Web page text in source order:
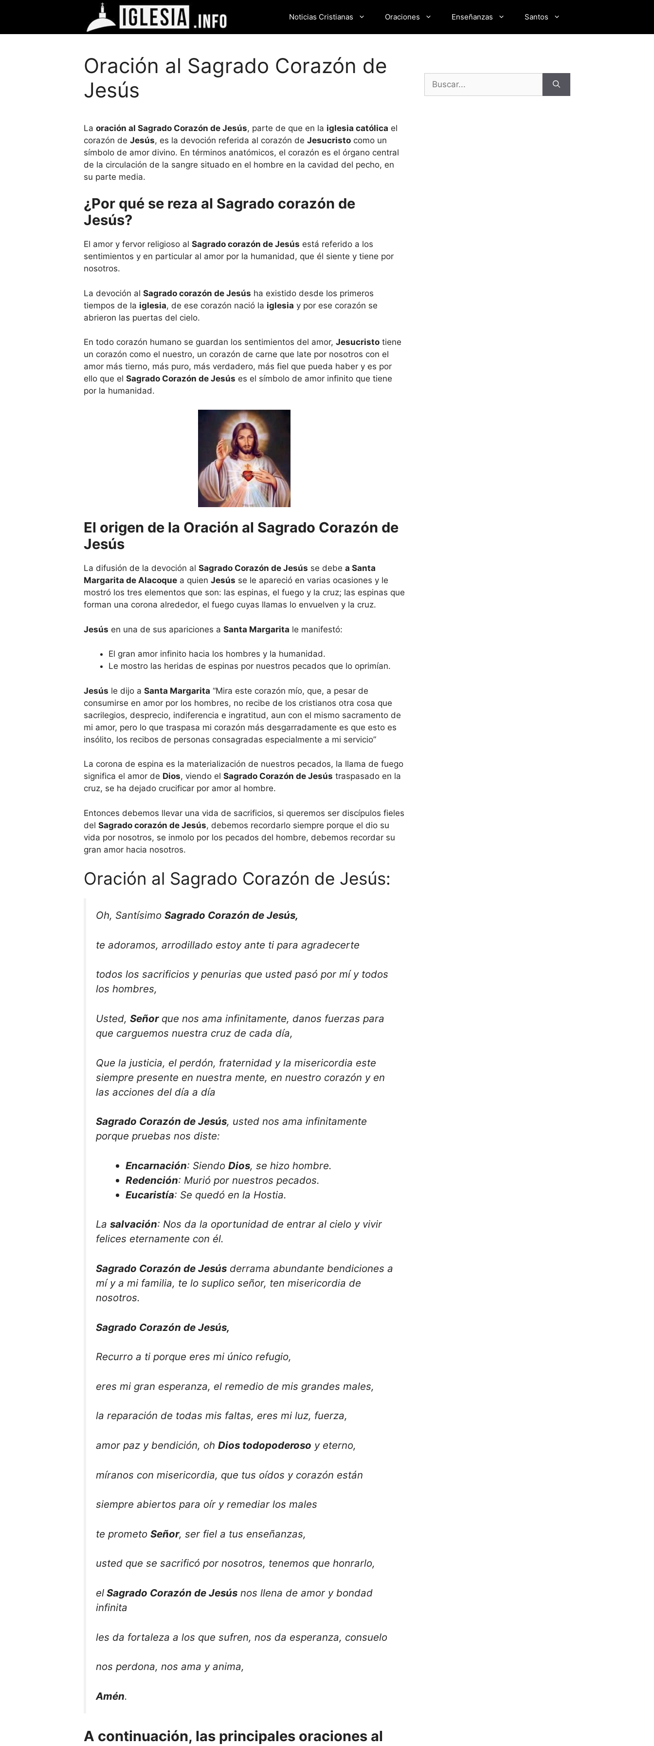
Noticias Cristianas Oraciones Enseñanzas Santos
Oración al Sagrado Corazón de
Jesús
La oración al Sagrado Corazón de Jesús, parte de que en la iglesia católica el
corazón de Jesús, es la devoción referida al corazón de Jesucristo como un
símbolo de amor divino. En términos anatómicos, el corazón es el órgano central
de la circulación de la sangre situado en el hombre en la cavidad del pecho, en
su parte media.
¿Por qué se reza al Sagrado corazón de
Jesús?
El amor y fervor religioso al Sagrado corazón de Jesús está referido a los
sentimientos y en particular al amor por la humanidad, que él siente y tiene por
nosotros.
La devoción al Sagrado corazón de Jesús ha existido desde los primeros
tiempos de la iglesia, de ese corazón nació la iglesia y por ese corazón se
abrieron las puertas del cielo.
En todo corazón humano se guardan los sentimientos del amor, Jesucristo tiene
un corazón como el nuestro, un corazón de carne que late por nosotros con el
amor más tierno, más puro, más verdadero, más fiel que pueda haber y es por
ello que el Sagrado Corazón de Jesús es el símbolo de amor infinito que tiene
por la humanidad.
El origen de la Oración al Sagrado Corazón de
Jesús
La difusión de la devoción al Sagrado Corazón de Jesús se debe a Santa
Margarita de Alacoque a quien Jesús se le apareció en varias ocasiones y le
mostró los tres elementos que son: las espinas, el fuego y la cruz; las espinas que
forman una corona alrededor, el fuego cuyas llamas lo envuelven y la cruz.
Jesús en una de sus apariciones a Santa Margarita le manifestó:
El gran amor infinito hacia los hombres y la humanidad.
Le mostro las heridas de espinas por nuestros pecados que lo oprimían.
Jesús le dijo a Santa Margarita “Mira este corazón mío, que, a pesar de
consumirse en amor por los hombres, no recibe de los cristianos otra cosa que
sacrilegios, desprecio, indiferencia e ingratitud, aun con el mismo sacramento de
mi amor, pero lo que traspasa mi corazón más desgarradamente es que esto es
insólito, los recibos de personas consagradas especialmente a mi servicio”
La corona de espina es la materialización de nuestros pecados, la llama de fuego
significa el amor de Dios, viendo el Sagrado Corazón de Jesús traspasado en la
cruz, se ha dejado crucificar por amor al hombre.
Entonces debemos llevar una vida de sacrificios, si queremos ser discípulos fieles
del Sagrado corazón de Jesús, debemos recordarlo siempre porque el dio su
vida por nosotros, se inmolo por los pecados del hombre, debemos recordar su
gran amor hacia nosotros.
Oración al Sagrado Corazón de Jesús:
Oh, Santísimo Sagrado Corazón de Jesús,
te adoramos, arrodillado estoy ante ti para agradecerte
todos los sacrificios y penurias que usted pasó por mí y todos
los hombres,
Usted, Señorque nos ama infinitamente, danos fuerzas para
que carguemos nuestra cruz de cada día,
Que la justicia, el perdón, fraternidad y la misericordia este
siempre presente en nuestra mente, en nuestro corazón y en
las acciones del día a día
Sagrado Corazón de Jesús, usted nos ama infinitamente
porque pruebas nos diste:
Encarnación: SiendoDios, se hizo hombre.
Redención: Murió por nuestros pecados.
Eucaristía: Se quedó en la Hostia.
La salvación: Nos da la oportunidad de entrar al cielo y vivir
felices eternamente con él.
Sagrado Corazón de Jesús derrama abundante bendiciones a
mí y a mi familia, te lo suplico señor, ten misericordia de
nosotros.
Sagrado Corazón de Jesús,
Recurro a ti porque eres mi único refugio,
eres mi gran esperanza, el remedio de mis grandes males,
la reparación de todas mis faltas, eres mi luz, fuerza,
amor paz y bendición, oh Dios todopoderoso y eterno,
míranos con misericordia, que tus oídos y corazón están
siempre abiertos para oír y remediar los males
te prometo Señor, ser fiel a tus enseñanzas,
usted que se sacrificó por nosotros, tenemos que honrarlo,
el Sagrado Corazón de Jesús nos llena de amor y bondad
infinita
les da fortaleza a los que sufren, nos da esperanza, consuelo
nos perdona, nos ama y anima,
Amén.
A continuación, las principales oraciones al
Buscar: